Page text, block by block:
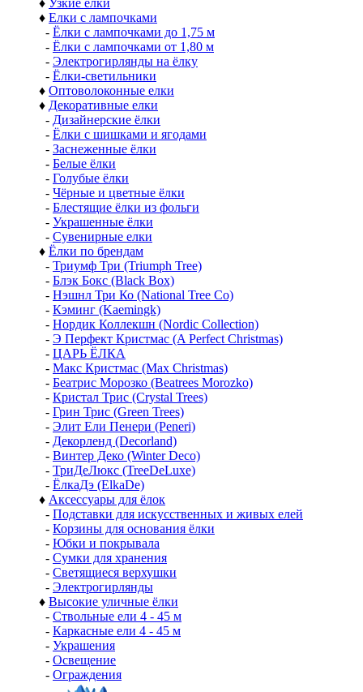
♦ Узкие ёлки
♦ Елки с лампочками
- Ёлки с лампочками до 1,75 м
- Ёлки с лампочками от 1,80 м
- Электрогирлянды на ёлку
- Ёлки-светильники
♦ Оптоволоконные елки
♦ Декоративные елки
- Дизайнерские ёлки
- Ёлки с шишками и ягодами
- Заснеженные ёлки
- Белые ёлки
- Голубые ёлки
- Чёрные и цветные ёлки
- Блестящие ёлки из фольги
- Украшенные ёлки
- Сувенирные елки
♦ Ёлки по брендам
- Триумф Три (Triumph Tree)
- Блэк Бокс (Black Box)
- Нэшнл Три Ко (National Tree Co)
- Кэминг (Kaemingk)
- Нордик Коллекшн (Nordic Collection)
- Э Перфект Кристмас (A Perfect Christmas)
- ЦАРЬ ЁЛКА
- Макс Кристмас (Max Christmas)
- Беатрис Морозко (Beatrees Morozko)
- Кристал Трис (Crystal Trees)
- Грин Трис (Green Trees)
- Элит Ели Пенери (Peneri)
- Декорленд (Decorland)
- Винтер Деко (Winter Deco)
- ТриДеЛюкс (TreeDeLuxe)
- ЁлкаДэ (ElkaDe)
♦ Аксессуары для ёлок
- Подставки для искусственных и живых елей
- Корзины для основания ёлки
- Юбки и покрывала
- Сумки для хранения
- Светящиеся верхушки
- Электрогирлянды
♦ Высокие уличные ёлки
- Ствольные ели 4 - 45 м
- Каркасные ели 4 - 45 м
- Украшения
- Освещение
- Ограждения